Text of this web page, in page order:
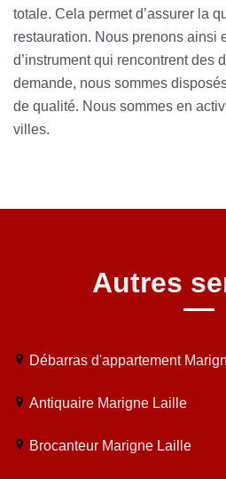
totale. Cela permet d’assurer la
restauration. Nous prenons ainsi
d’instrument qui rencontrent des
demande, nous sommes
de qualité. Nous sommes en
villes.
Autres
Débarras d'appartement
Antiquaire Marigne Laille
Brocanteur Marigne Laille